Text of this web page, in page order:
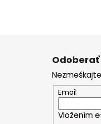
Z
Email
Vložením